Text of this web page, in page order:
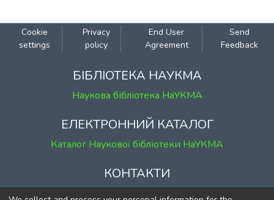
Cookie
settings
Privacy
policy
End User
Agreement
Send
Feedback
БІБЛІОТЕКА НАУКМА
Наукова бібліотека НаУКМА
ЕЛЕКТРОННИЙ КАТАЛОГ
Каталог Наукової бібліотеки НаУКМА
КОНТАКТИ
м. Київ, вул. Григорія Сковороди, 2